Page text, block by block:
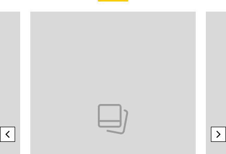
previous element